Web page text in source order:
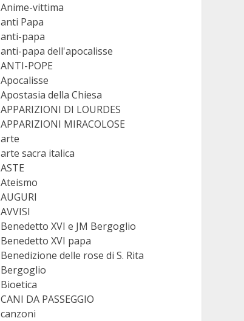
Anime-vittima
anti Papa
anti-papa
anti-papa dell'apocalisse
ANTI-POPE
Apocalisse
Apostasia della Chiesa
APPARIZIONI DI LOURDES
APPARIZIONI MIRACOLOSE
arte
arte sacra italica
ASTE
Ateismo
AUGURI
AVVISI
Benedetto XVI e JM Bergoglio
Benedetto XVI papa
Benedizione delle rose di S. Rita
Bergoglio
Bioetica
CANI DA PASSEGGIO
canzoni